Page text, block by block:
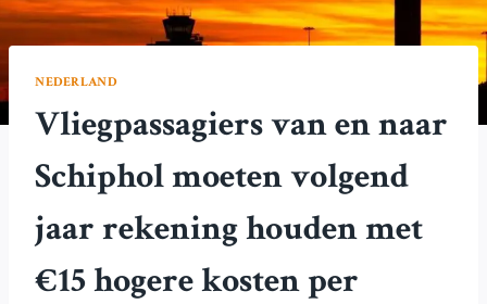
NEDERLAND
Vliegpassagiers van en naar
Schiphol moeten volgend
jaar rekening houden met
€15 hogere kosten per